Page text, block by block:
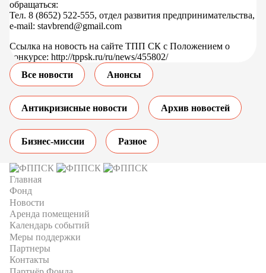
обращаться:
Тел. 8 (8652) 522-555, отдел развития предпринимательства,
e-mail: stavbrend@gmail.com
Ссылка на новость на сайте ТПП СК с Положением о
конкурсе: http://tppsk.ru/ru/news/455802/
Все новости
Анонсы
Антикризисные новости Архив новостей
Бизнес-миссии Разное
Главная
Фонд
Новости
Аренда помещений
Календарь событий
Меры поддержки
Партнеры
Контакты